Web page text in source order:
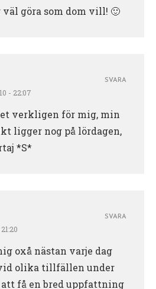
väl göra som dom vill! 🙂
- 22:07
verkligen för mig, min
ligger nog på lördagen,
*S*
SVARA
oxå nästan varje dag
olika tillfällen under
att få en bred uppfattning
SVARA